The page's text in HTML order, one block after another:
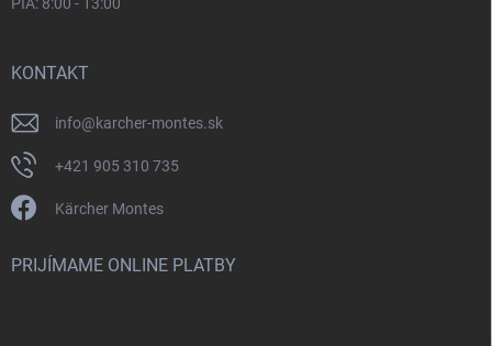
KONTAKT
info@karcher-montes.sk
+421 905 310 735
Kärcher Montes
PRIJÍMAME ONLINE PLATBY